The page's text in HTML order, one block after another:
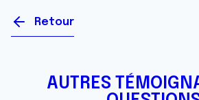
Retour
AUTRES